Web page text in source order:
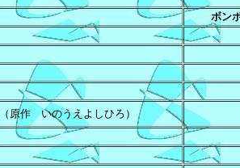
ボン
（原作 いのうえよしひろ）